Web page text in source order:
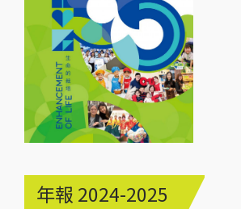
年報 2024-2025